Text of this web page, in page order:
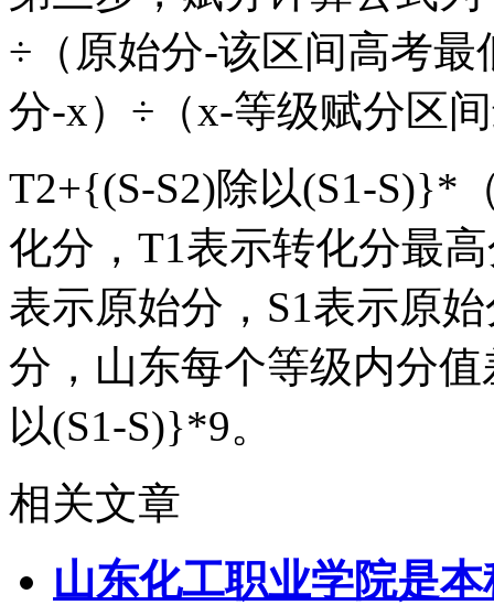
÷（原始分-该区间高考
分-x）÷（x-等级赋分区
T2+{(S-S2)除以(S1-S)}*
化分，T1表示转化分最
表示原始分，S1表示原
分，山东每个等级内分
以(S1-S)}*9。
相关文章
山东化工职业学院是